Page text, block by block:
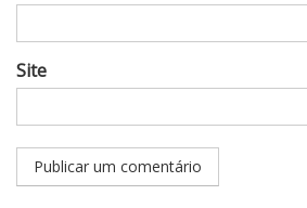
Site